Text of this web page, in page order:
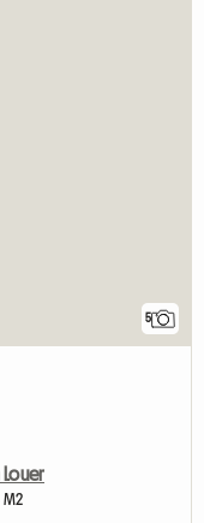
5
Louer
M2